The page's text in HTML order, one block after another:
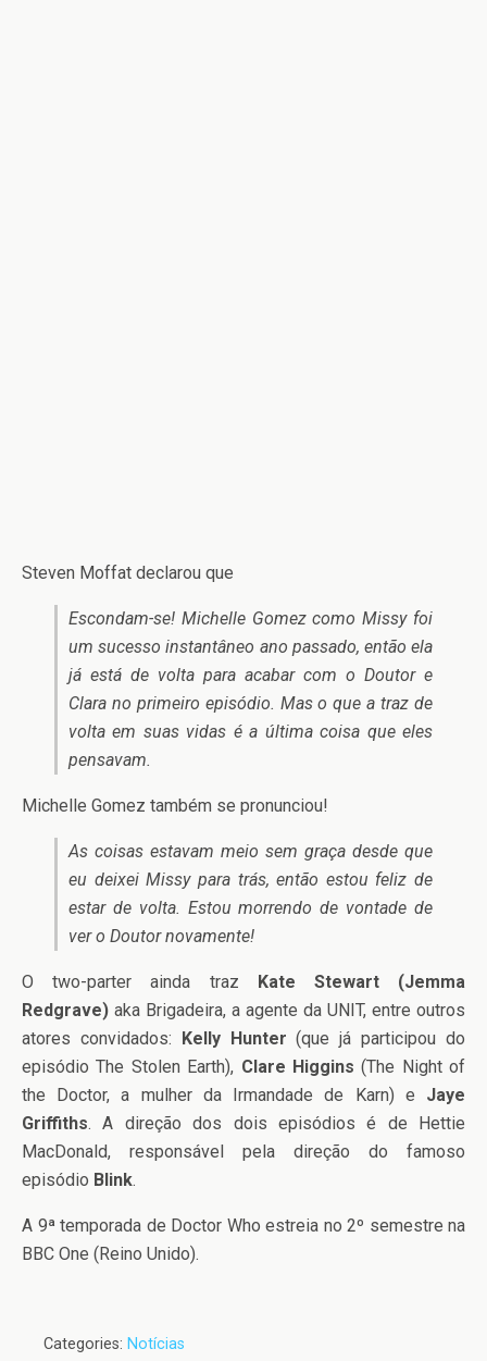
Steven Moffat declarou que
Escondam-se! Michelle Gomez como Missy foi
um sucesso instantâneo ano passado, então ela
já está de volta para acabar com o Doutor e
Clara no primeiro episódio. Mas o que a traz de
volta em suas vidas é a última coisa que eles
pensavam.
Michelle Gomez também se pronunciou!
As coisas estavam meio sem graça desde que
eu deixei Missy para trás, então estou feliz de
estar de volta. Estou morrendo de vontade de
ver o Doutor novamente!
O two-parter ainda traz Kate Stewart (Jemma
Redgrave) aka Brigadeira, a agente da UNIT, entre outros
atores convidados: Kelly Hunter (que já participou do
episódio The Stolen Earth), Clare Higgins (The Night of
the Doctor, a mulher da Irmandade de Karn) e Jaye
Griffiths. A direção dos dois episódios é de Hettie
MacDonald, responsável pela direção do famoso
episódio Blink.
A 9ª temporada de Doctor Who estreia no 2º semestre na
BBC One (Reino Unido).
Categories: Notícias